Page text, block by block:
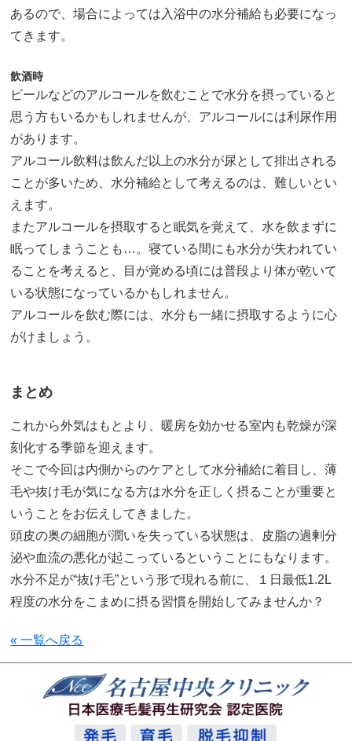
あるので、場合によっては入浴中の水分補給も必要になっ
てきます。
飲酒時
ビールなどのアルコールを飲むことで水分を摂っていると
思う方もいるかもしれませんが、アルコールには利尿作用
があります。
アルコール飲料は飲んだ以上の水分が尿として排出される
ことが多いため、水分補給として考えるのは、難しいとい
えます。
またアルコールを摂取すると眠気を覚えて、水を飲まずに
眠ってしまうことも…。寝ている間にも水分が失われてい
ることを考えると、目が覚める頃には普段より体が乾いて
いる状態になっているかもしれません。
アルコールを飲む際には、水分も一緒に摂取するように心
がけましょう。
まとめ
これから外気はもとより、暖房を効かせる室内も乾燥が深
刻化する季節を迎えます。
そこで今回は内側からのケアとして水分補給に着目し、薄
毛や抜け毛が気になる方は水分を正しく摂ることが重要と
いうことをお伝えしてきました。
頭皮の奥の細胞が潤いを失っている状態は、皮脂の過剰分
泌や血流の悪化が起こっているということにもなります。
水分不足が“抜け毛”という形で現れる前に、１日最低1.2L
程度の水分をこまめに摂る習慣を開始してみませんか？
« 一覧へ戻る